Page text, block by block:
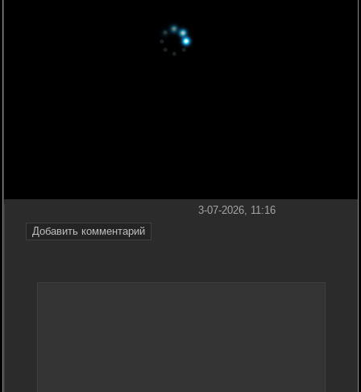
Добавить комментарий
3-07-2026, 11:16